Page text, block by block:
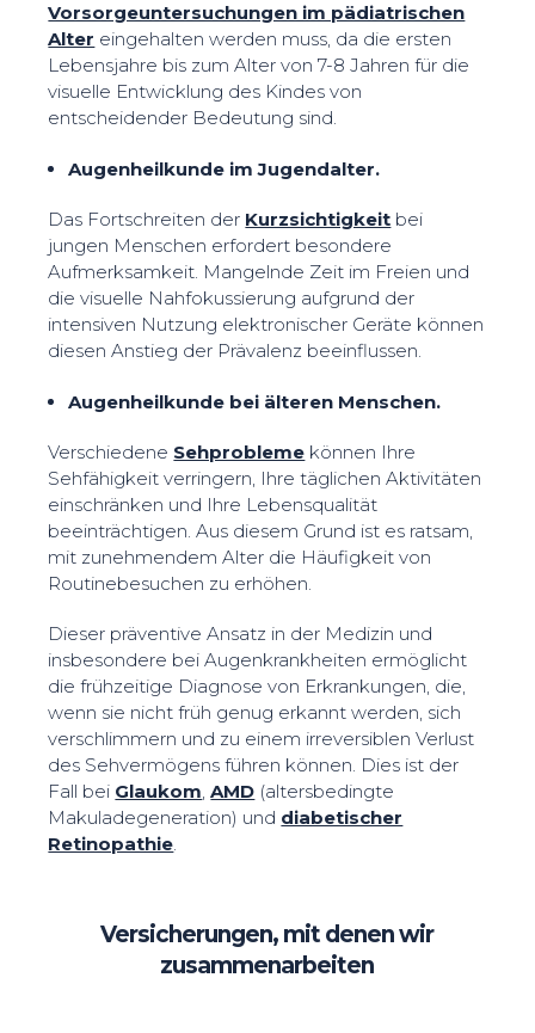
Vorsorgeuntersuchungen im pädiatrischen
Alter eingehalten werden muss, da die ersten
Lebensjahre bis zum Alter von 7-8 Jahren für die
visuelle Entwicklung des Kindes von
entscheidender Bedeutung sind.
Augenheilkunde im Jugendalter.
Das Fortschreiten der Kurzsichtigkeit bei
jungen Menschen erfordert besondere
Aufmerksamkeit. Mangelnde Zeit im Freien und
die visuelle Nahfokussierung aufgrund der
intensiven Nutzung elektronischer Geräte können
diesen Anstieg der Prävalenz beeinflussen.
Augenheilkunde bei älteren Menschen.
Verschiedene Sehprobleme können Ihre
Sehfähigkeit verringern, Ihre täglichen Aktivitäten
einschränken und Ihre Lebensqualität
beeinträchtigen. Aus diesem Grund ist es ratsam,
mit zunehmendem Alter die Häufigkeit von
Routinebesuchen zu erhöhen.
Dieser präventive Ansatz in der Medizin und
insbesondere bei Augenkrankheiten ermöglicht
die frühzeitige Diagnose von Erkrankungen, die,
wenn sie nicht früh genug erkannt werden, sich
verschlimmern und zu einem irreversiblen Verlust
des Sehvermögens führen können. Dies ist der
Fall bei Glaukom,AMD (altersbedingte
Makuladegeneration) und diabetischer
Retinopathie.
Versicherungen, mit denen wir
zusammenarbeiten